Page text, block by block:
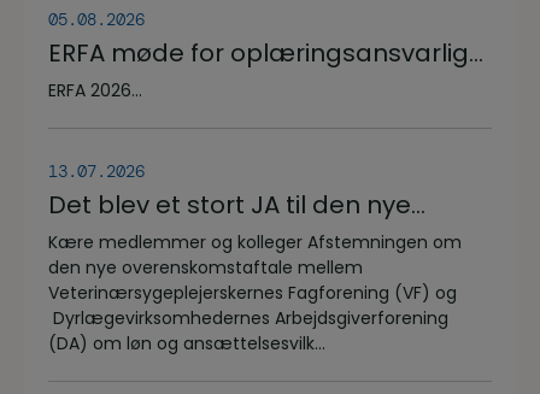
05.08.2026
ERFA møde for oplæringsansvarlige
på veterinærsygeplejerske
ERFA 2026...
13.07.2026
Det blev et stort JA til den nye
overenskomstaftale
Kære medlemmer og kolleger Afstemningen om
den nye overenskomstaftale mellem
Veterinærsygeplejerskernes Fagforening (VF) og
Dyrlægevirksomhedernes Arbejdsgiverforening
(DA) om løn og ansættelsesvilk...